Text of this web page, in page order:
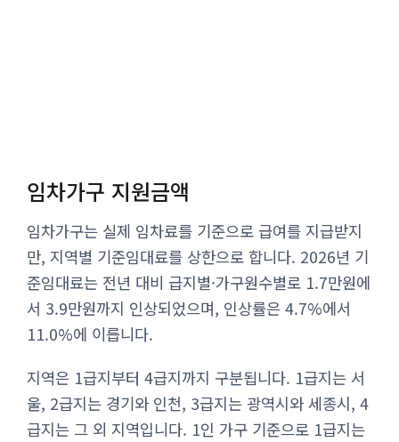
임차가구 지원금액
임차가구는 실제 임차료를 기준으로 급여를 지급받지
만, 지역별 기준임대료를 상한으로 합니다. 2026년 기
준임대료는 전년 대비 급지별·가구원수별로 1.7만원에
서 3.9만원까지 인상되었으며, 인상률은 4.7%에서
11.0%에 이릅니다.
지역은 1급지부터 4급지까지 구분됩니다. 1급지는 서
울, 2급지는 경기와 인천, 3급지는 광역시와 세종시, 4
급지는 그 외 지역입니다. 1인 가구 기준으로 1급지는